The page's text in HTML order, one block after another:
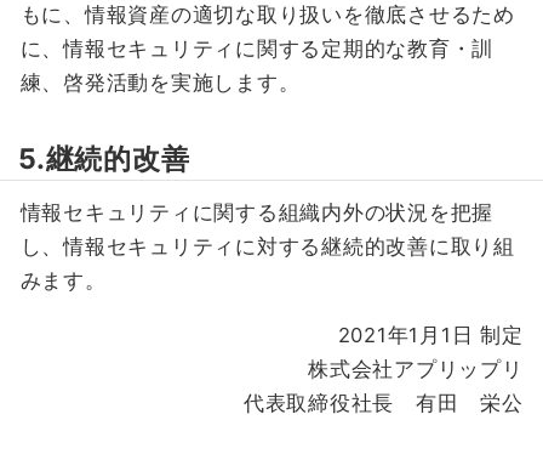
もに、情報資産の適切な取り扱いを徹底させるため
に、情報セキュリティに関する定期的な教育・訓
練、啓発活動を実施します。
5.継続的改善
情報セキュリティに関する組織内外の状況を把握
し、情報セキュリティに対する継続的改善に取り組
みます。
2021年1月1日 制定
株式会社アプリップリ
代表取締役社長 有田 栄公